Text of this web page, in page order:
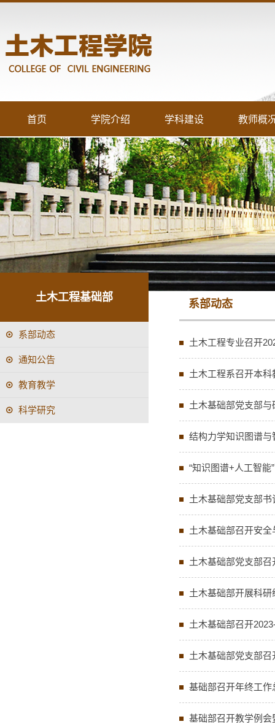
首页 学院介绍 学科建设 教师概
土木工程基础部
系部动态
通知公告
教育教学
科学研究
系部动态
土木工程专业召开
土木工程系召开本
土木基础部党支部
结构力学知识图谱
“知识图谱+人工智
土木基础部党支部
土木基础部召开安
土木基础部党支部
土木基础部开展科研
土木基础部召开
土木基础部党支部
基础部召开年终工
基础部召开教学例会